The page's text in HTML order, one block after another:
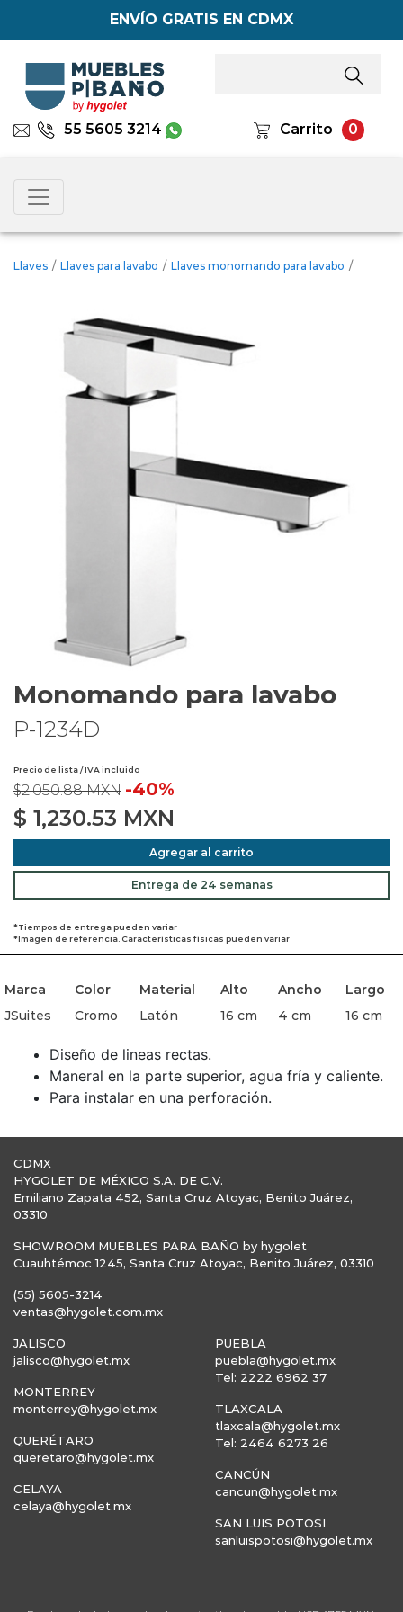
ENVÍO GRATIS EN CDMX
55 5605 3214 Carrito 0
Llaves / Llaves para lavabo / Llaves monomando para lavabo /
Monomando para lavabo
P-1234D
Precio de lista / IVA incluido
$2,050.88 MXN -40%
$ 1,230.53 MXN
Agregar al carrito
Entrega de 24 semanas
*Tiempos de entrega pueden variar
*Imagen de referencia. Características físicas pueden variar
Marca Color Material Alto Ancho
Largo
JSuites
Cromo Latón 16 cm 4 cm 16 cm
Diseño de lineas rectas.
Maneral en la parte superior, agua fría y caliente.
Para instalar en una perforación.
CDMX
HYGOLET DE MÉXICO S.A. DE C.V.
Emiliano Zapata 452, Santa Cruz Atoyac, Benito Juárez,
03310
SHOWROOM MUEBLES PARA BAÑO by hygolet
Cuauhtémoc 1245, Santa Cruz Atoyac, Benito Juárez, 03310
(55) 5605-3214
ventas@hygolet.com.mx
JALISCO
jalisco@hygolet.mx
MONTERREY
monterrey@hygolet.mx
QUERÉTARO
queretaro@hygolet.mx
CELAYA
celaya@hygolet.mx
PUEBLA
puebla@hygolet.mx
Tel: 2222 6962 37
TLAXCALA
tlaxcala@hygolet.mx
Tel: 2464 6273 26
CANCÚN
cancun@hygolet.mx
SAN LUIS POTOSI
sanluispotosi@hygolet.mx